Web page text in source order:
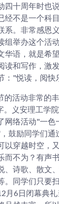
四十周年时也
经不是一个科
系。非常感恩
组举办这个活
华语，就是希
读和写作，激
："悦读，阅快
的活动非常的
义安理工学
网络活动"一色
鼓励同学们通
以穿越时空，
而不为？有声
、诗歌、散文
同学们只要
月6日闭幕典